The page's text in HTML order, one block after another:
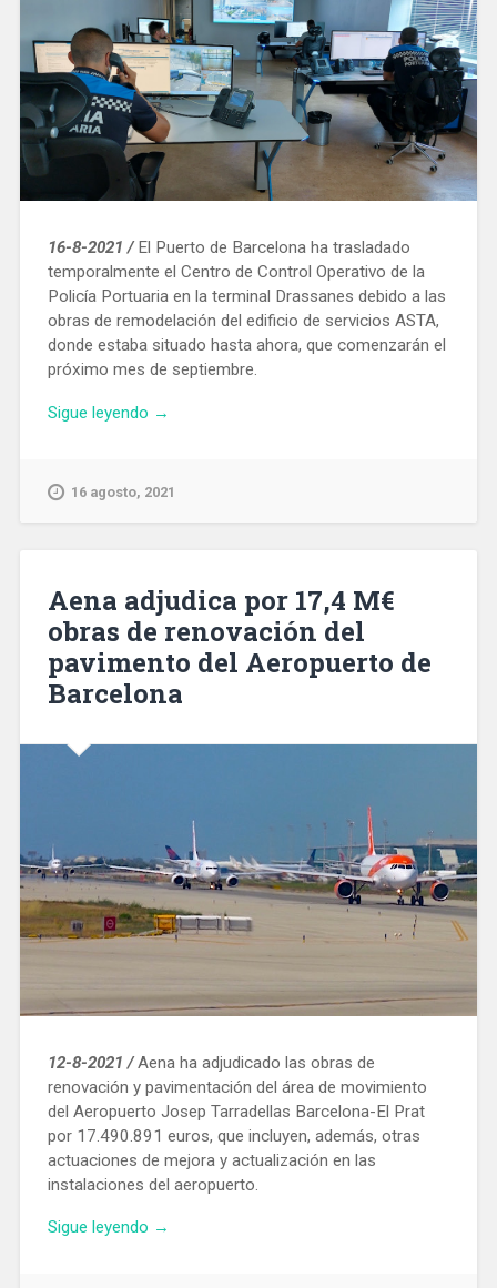
16-8-2021 /El Puerto de Barcelona ha trasladado
temporalmente el Centro de Control Operativo de la
Policía Portuaria en la terminal Drassanes debido a las
obras de remodelación del edificio de servicios ASTA,
donde estaba situado hasta ahora, que comenzarán el
próximo mes de septiembre.
Sigue leyendo «El
Control
de
Barcelona
se
temporalmente
→
16 agosto, 2021
Aena adjudica por 17,4 M€
obras de renovación del
pavimento del Aeropuerto de
Barcelona
12-8-2021 /Aena ha adjudicado las obras de
renovación y pavimentación del área de movimiento
del Aeropuerto Josep Tarradellas Barcelona-El Prat
por 17.490.891 euros, que incluyen, además, otras
actuaciones de mejora y actualización en las
instalaciones del aeropuerto.
Sigue leyendo «Aena
→